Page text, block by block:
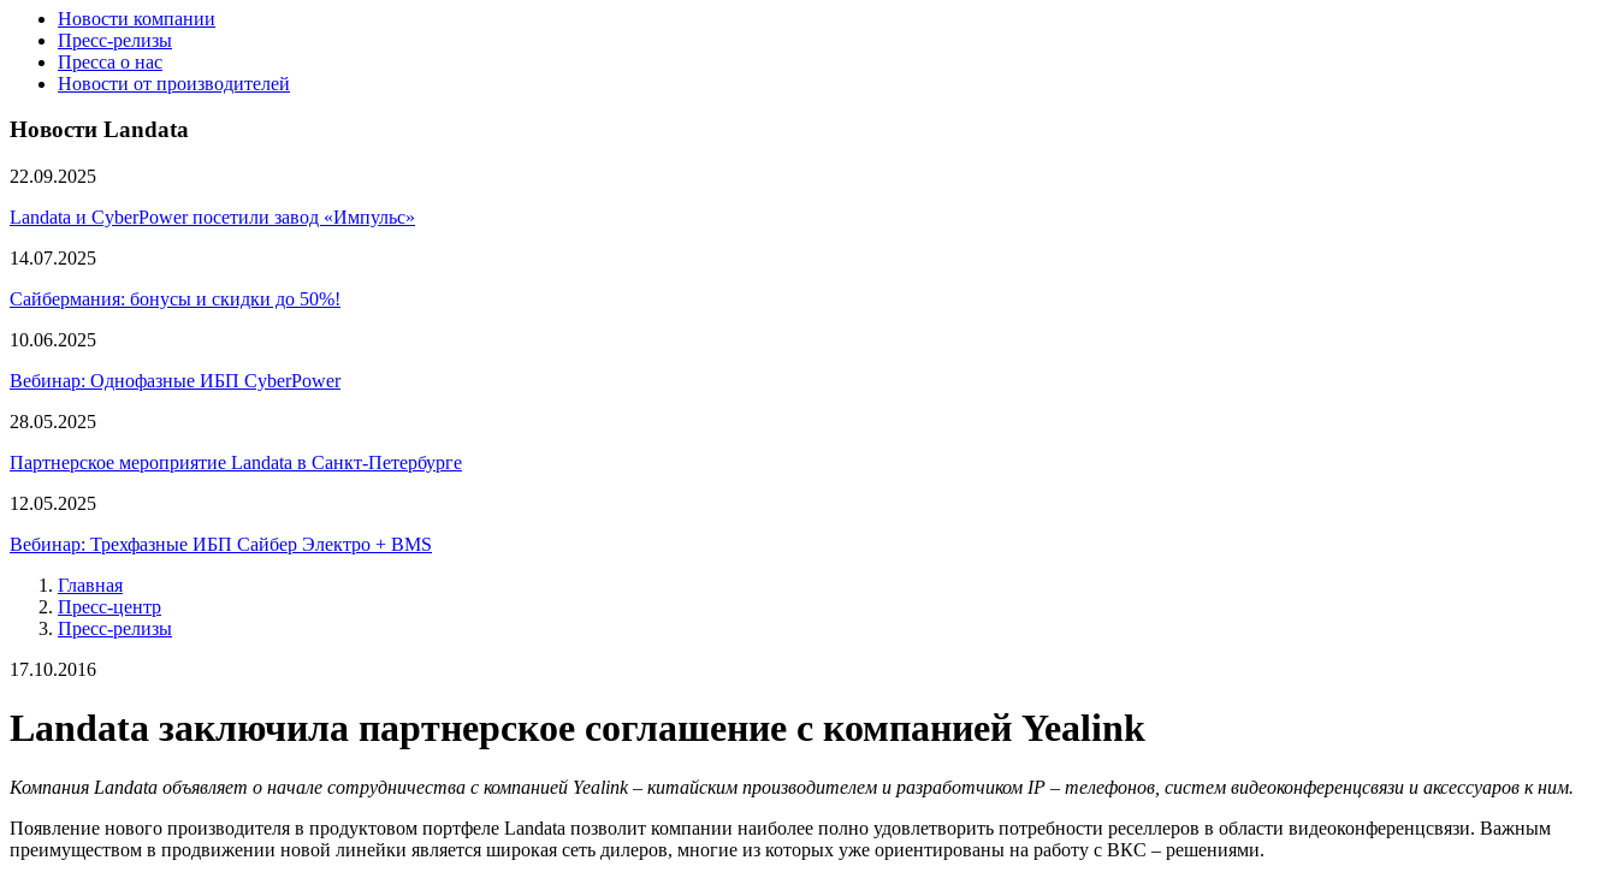
Новости компании
Пресс-релизы
Пресса о нас
Новости от производителей
Новости Landata
22.09.2025
Landata и CyberPower посетили завод «Импульс»
14.07.2025
Сайбермания: бонусы и скидки до 50%!
10.06.2025
Вебинар: Однофазные ИБП CyberPower
28.05.2025
Партнерское мероприятие Landata в Санкт-Петербурге
12.05.2025
Вебинар: Трехфазные ИБП Сайбер Электро + BMS
Главная
Пресс-центр
Пресс-релизы
17.10.2016
Landata заключила партнерское соглашение с компанией Yealink
Компания Landata объявляет о начале сотрудничества с компанией Yealink– китайским производителем и разработчиком IP – телефонов, систем видеоконференцсвязи и аксессуаров к ним.
Появление нового производителя в продуктовом портфеле Landata позволит компании наиболее полно удовлетворить потребности реселлеров в области видеоконференцсвязи. Важным
преимуществом в продвижении новой линейки является широкая сеть дилеров, многие из которых уже ориентированы на работу с ВКС – решениями.